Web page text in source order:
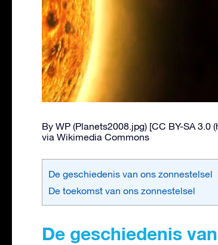
By WP (Planets2008.jpg) [CC BY-SA
via Wikimedia Commons
De geschiedenis van ons zonnestelsel
De toekomst van ons zonnestelsel
De geschiedenis